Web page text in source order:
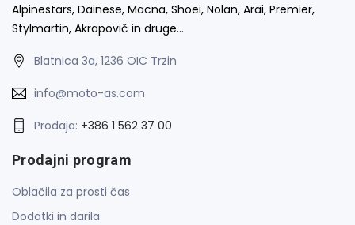
Alpinestars, Dainese, Macna, Shoei, Nolan, Arai, Premier,
Stylmartin, Akrapovič in druge…
Blatnica 3a, 1236 OIC Trzin
info@moto-as.com
Prodaja: +386 1 562 37 00
Prodajni program
Oblačila za prosti čas
Dodatki in darila